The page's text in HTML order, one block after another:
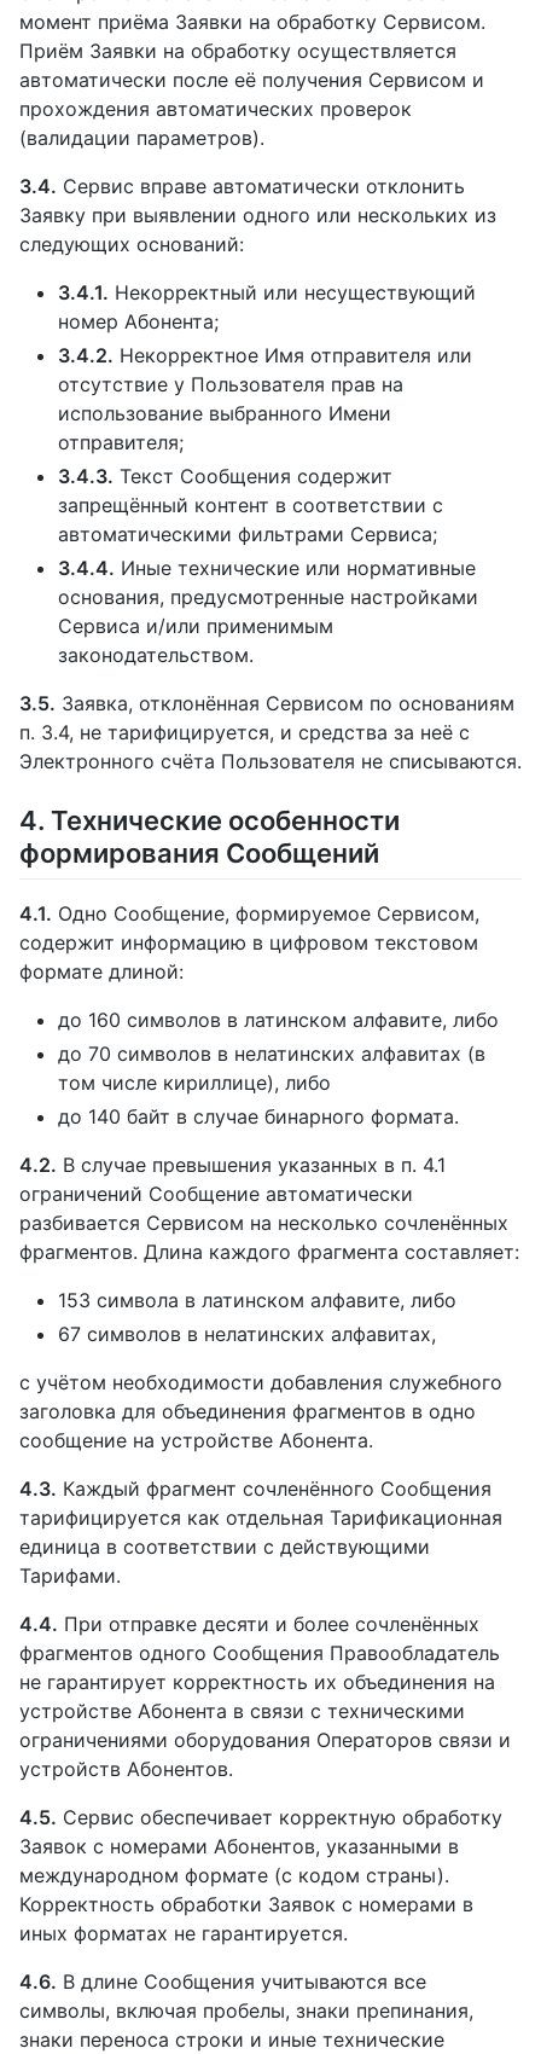
момент приёма Заявки на обработку Сервисом.
Приём Заявки на обработку осуществляется
автоматически после её получения Сервисом и
прохождения автоматических проверок
(валидации параметров).
3.4. Сервис вправе автоматически отклонить
Заявку при выявлении одного или нескольких из
следующих оснований:
3.4.1. Некорректный или несуществующий
номер Абонента;
3.4.2. Некорректное Имя отправителя или
отсутствие у Пользователя прав на
использование выбранного Имени
отправителя;
3.4.3. Текст Сообщения содержит
запрещённый контент в соответствии с
автоматическими фильтрами Сервиса;
3.4.4. Иные технические или нормативные
основания, предусмотренные настройками
Сервиса и/или применимым
законодательством.
3.5. Заявка, отклонённая Сервисом по основаниям
п. 3.4, не тарифицируется, и средства за неё с
Электронного счёта Пользователя не списываются.
4. Технические особенности
формирования Сообщений
4.1. Одно Сообщение, формируемое Сервисом,
содержит информацию в цифровом текстовом
формате длиной:
до 160 символов в латинском алфавите, либо
до 70 символов в нелатинских алфавитах (в
том числе кириллице), либо
до 140 байт в случае бинарного формата.
4.2. В случае превышения указанных в п. 4.1
ограничений Сообщение автоматически
разбивается Сервисом на несколько сочленённых
фрагментов. Длина каждого фрагмента составляет:
153 символа в латинском алфавите, либо
67 символов в нелатинских алфавитах,
с учётом необходимости добавления служебного
заголовка для объединения фрагментов в одно
сообщение на устройстве Абонента.
4.3. Каждый фрагмент сочленённого Сообщения
тарифицируется как отдельная Тарификационная
единица в соответствии с действующими
Тарифами.
4.4. При отправке десяти и более сочленённых
фрагментов одного Сообщения Правообладатель
не гарантирует корректность их объединения на
устройстве Абонента в связи с техническими
ограничениями оборудования Операторов связи и
устройств Абонентов.
4.5. Сервис обеспечивает корректную обработку
Заявок с номерами Абонентов, указанными в
международном формате (с кодом страны).
Корректность обработки Заявок с номерами в
иных форматах не гарантируется.
4.6. В длине Сообщения учитываются все
символы, включая пробелы, знаки препинания,
знаки переноса строки и иные технические